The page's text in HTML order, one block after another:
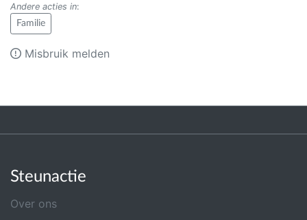
Andere acties in:
Familie
Misbruik melden
Steunactie
Over ons